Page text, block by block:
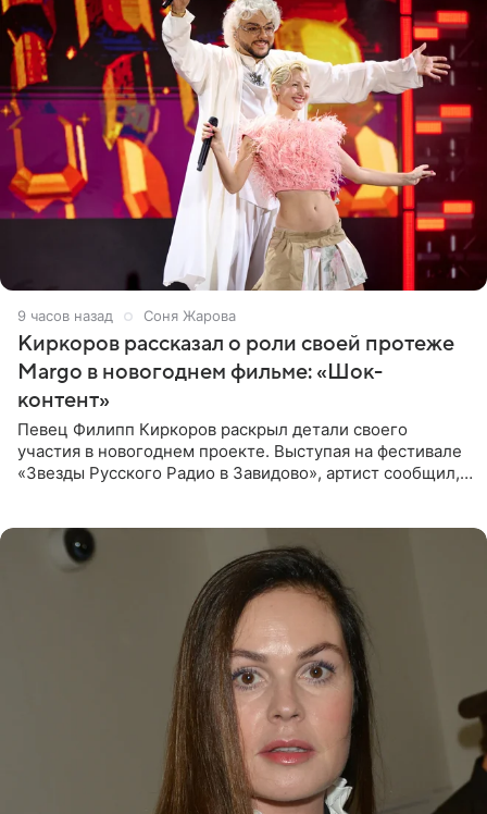
9 часов назад Соня Жарова
Киркоров рассказал о роли своей протеже
Margo в новогоднем фильме: «Шок-
контент»
Певец Филипп Киркоров раскрыл детали своего
участия в новогоднем проекте. Выступая на фестивале
«Звезды Русского Радио в Завидово», артист сообщил,